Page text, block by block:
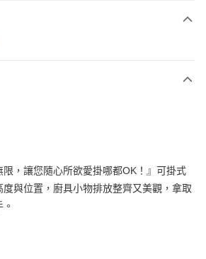
，台灣大哥大用戶可立即使用無須另外申請。
分期」，訂單成立後會自動跳轉到大哥付的交易
及費用金額請依後續交易確認頁面所載為準。
前往確認交易或遇審核未通過，訂單將自動取
過狀況，表示未達大哥付你分期系統評分，恕無
，「大哥付你分期」於每月結算日後寄送繳費提
，可選擇「超商條碼／台灣大直營門市／銀行轉
」等通路繳費。
務購買商品或服務，並由商店將買賣／分期付款
，依約使用本公司帳單繳交帳款。
含以上)免運費
含以上)免運費
含以上)免運費
含以上)免運費
限，讓您隨心所欲愛掛哪都OK！』可掛式
與位置，廚具小物排放整齊又美觀，拿取